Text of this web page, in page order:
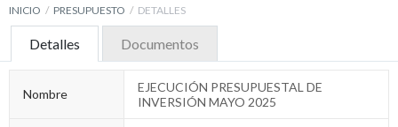
INICIO PRESUPUESTO DETALLES
Detalles Documentos
Nombre
EJECUCIÓN PRESUPUESTAL DE
INVERSIÓN MAYO 2025